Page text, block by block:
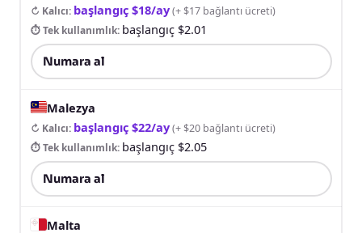
↻ Kalıcı: başlangıç $18/ay(+ $17 bağlantı ücreti)
⏱ Tek kullanımlık: başlangıç $2.01
Numara al
Malezya
↻ Kalıcı: başlangıç $22/ay(+ $20 bağlantı ücreti)
⏱ Tek kullanımlık: başlangıç $2.05
Numara al
Malta